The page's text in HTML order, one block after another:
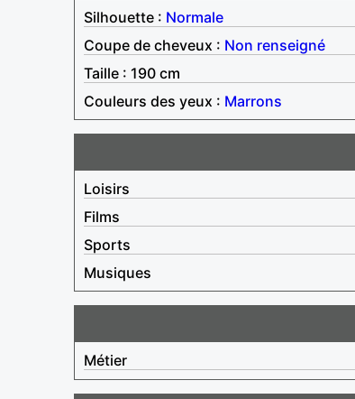
Silhouette : Normale
Coupe de cheveux : Non renseigné
Taille : 190 cm
Couleurs des yeux : Marrons
Loisirs
Films
Sports
Musiques
Métier